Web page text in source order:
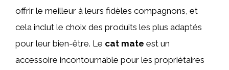
offrir le meilleur à leurs fidèles compagnons, et
cela inclut le choix des produits les plus adaptés
pour leur bien-être. Le cat mate est un
accessoire incontournable pour les propriétaires